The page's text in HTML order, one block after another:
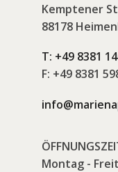
Kemptener
88178
T: +49 8381
F: +49 8381
Montag -